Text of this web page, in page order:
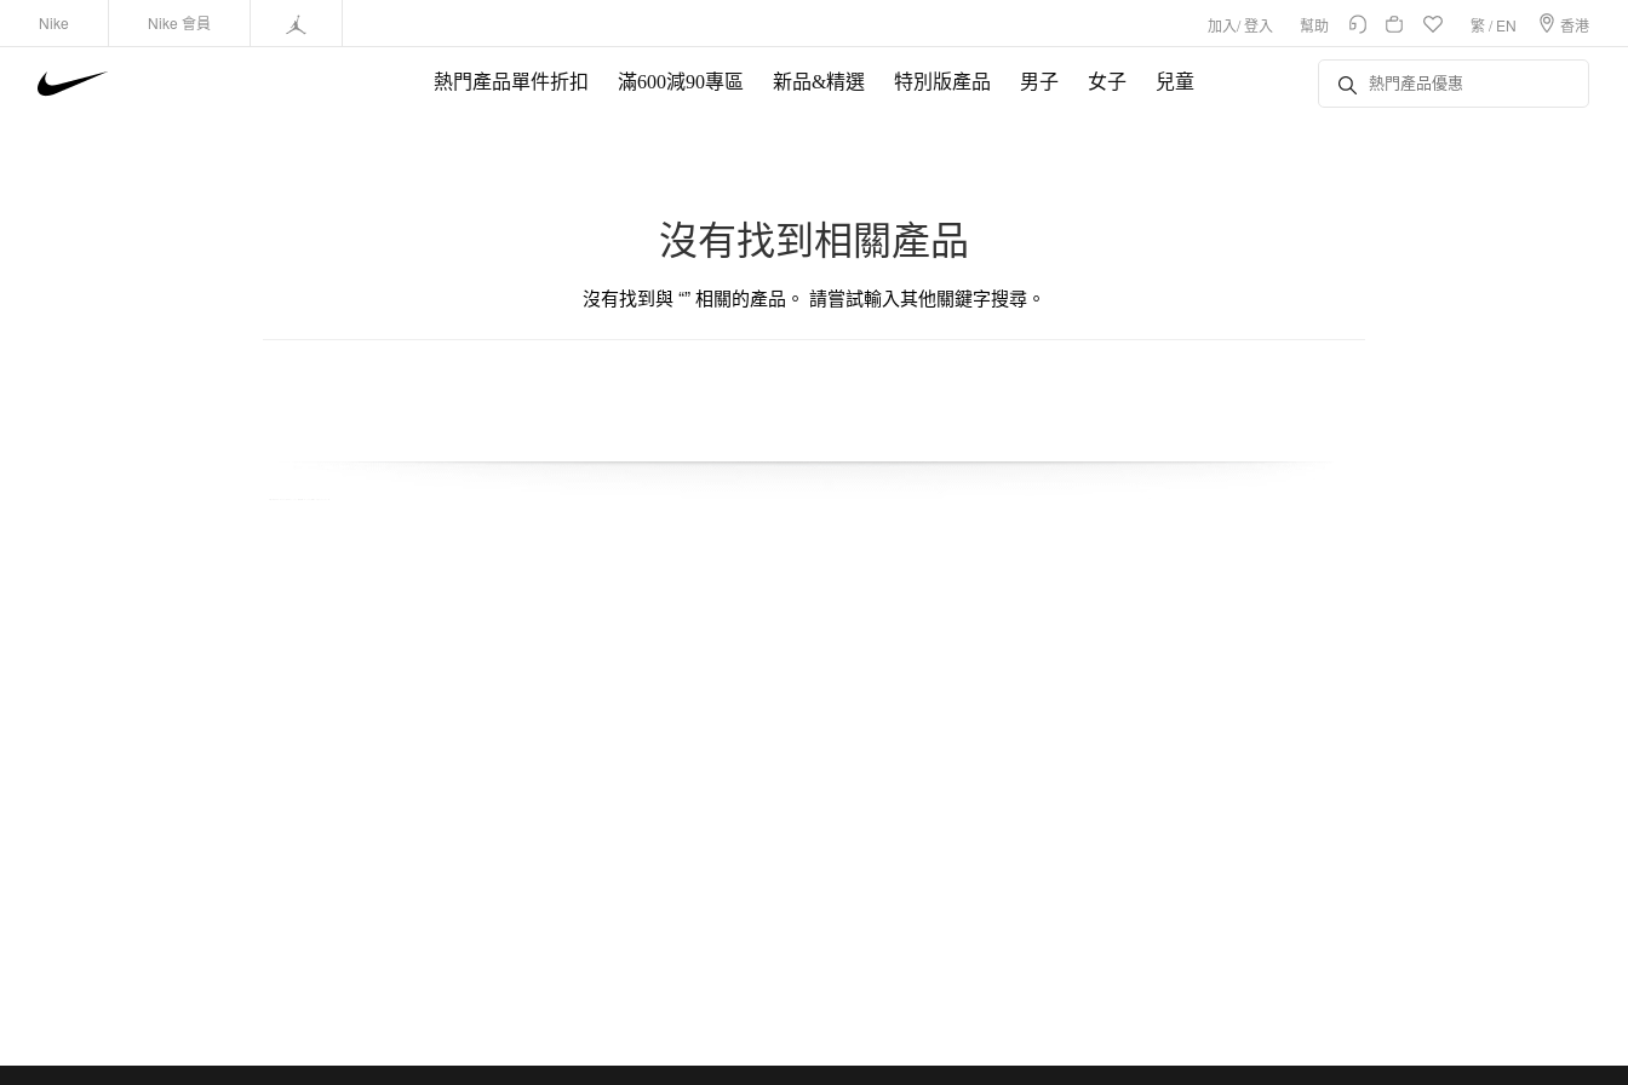
Nike Nike 會員 加入/登入 幫助 繁/ EN 香港
熱門產品單件折扣 滿600減90專區 新品&精選 特別版產品 男子 女子 兒童
沒有找到相關產品
沒有找到與 “” 相關的產品。 請嘗試輸入其他關鍵字搜尋。